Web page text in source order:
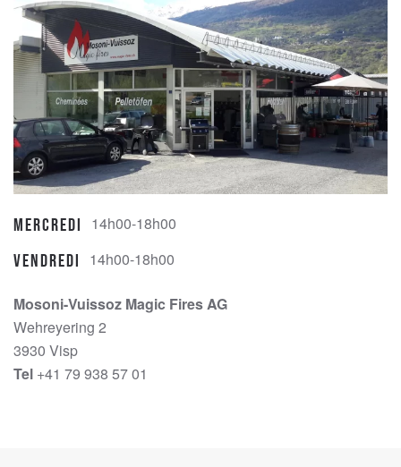
Mercredi 14h00-18h00
Vendredi 14h00-18h00
Mosoni-Vuissoz Magic Fires AG
Wehreyering 2
3930 Visp
Tel +41 79 938 57 01